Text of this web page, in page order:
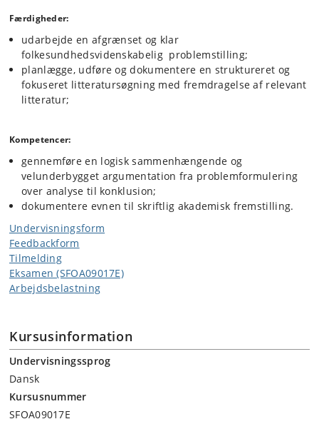
Færdigheder:
udarbejde en afgrænset og klar
folkesundhedsvidenskabelig problemstilling;
planlægge, udføre og dokumentere en struktureret og
fokuseret litteratursøgning med fremdragelse af relevant
litteratur;
Kompetencer:
gennemføre en logisk sammenhængende og
velunderbygget argumentation fra problemformulering
over analyse til konklusion;
dokumentere evnen til skriftlig akademisk fremstilling.
Undervisningsform
Feedbackform
Tilmelding
Eksamen (SFOA09017E)
Arbejdsbelastning
Kursusinformation
Undervisningssprog
Dansk
Kursusnummer
SFOA09017E